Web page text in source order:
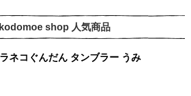
kodomoe shop 人気商品
ノラネコぐんだん タンブラー うみ